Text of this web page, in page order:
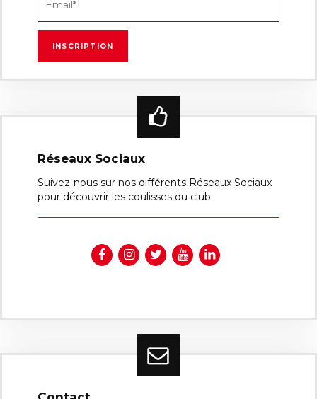
Réseaux Sociaux
Suivez-nous sur nos différents Réseaux Sociaux
pour découvrir les coulisses du club